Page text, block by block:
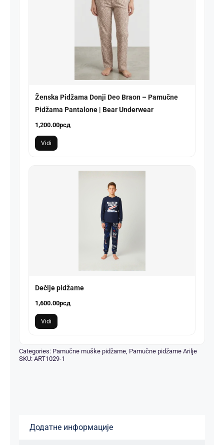
Ženska Pidžama Donji Deo Braon – Pamučne
Pidžama Pantalone | Bear Underwear
1,200.00рсд
Vidi
Dečije pidžame
1,600.00рсд
Vidi
Categories: Pamučne muške pidžame, Pamučne pidžame Arilje
SKU: ART1029-1
Додатне информације